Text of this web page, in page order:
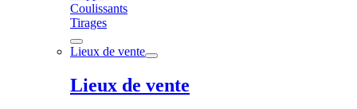
Coulissants
Tirages
Lieux de vente
Lieux de vente